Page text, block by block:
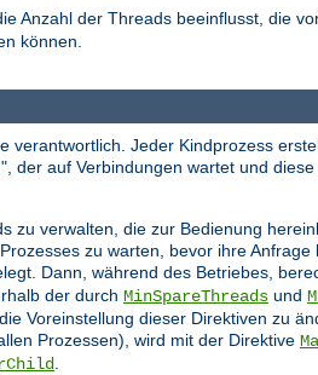
Anzahl der Threads beeinflusst, die
können.
Jeder Kindprozess
der auf Verbindungen wartet und
zu verwalten, die zur Bedienung
zu warten, bevor ihre
Dann, während des Betriebes,
der durch MinSpareThreads und
Voreinstellung dieser Direktiven zu
Prozessen), wird mit der Direktive